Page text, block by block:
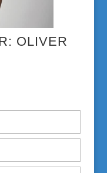
OLIVER